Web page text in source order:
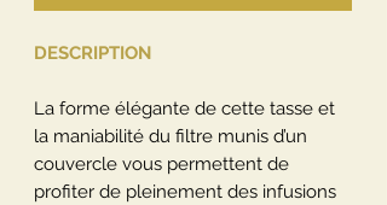
DESCRIPTION
La forme élégante de cette tasse et
la maniabilité du filtre munis d’un
couvercle vous permettent de
profiter de pleinement des infusions